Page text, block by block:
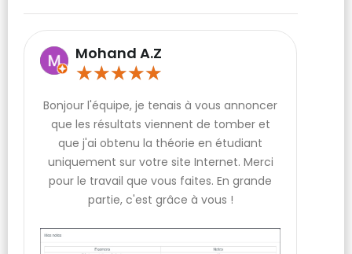
Mohand A.Z
★★★★★
Bonjour l'équipe, je tenais à vous annoncer
que les résultats viennent de tomber et
que j'ai obtenu la théorie en étudiant
uniquement sur votre site Internet. Merci
pour le travail que vous faites. En grande
partie, c'est grâce à vous !